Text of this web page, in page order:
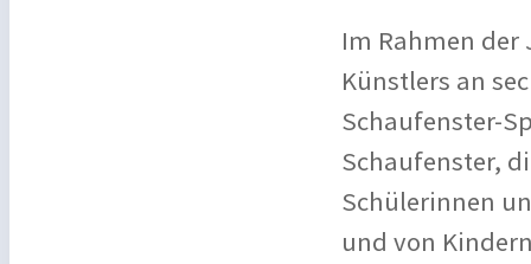
Im Rahmen
Künstlers an
Schaufenster-
Schaufenster,
Schülerinnen
und von